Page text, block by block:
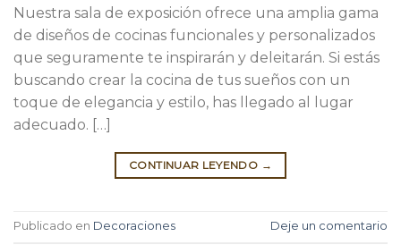
Nuestra sala de exposición ofrece una amplia gama
de diseños de cocinas funcionales y personalizados
que seguramente te inspirarán y deleitarán. Si estás
buscando crear la cocina de tus sueños con un
toque de elegancia y estilo, has llegado al lugar
adecuado. […]
CONTINUAR LEYENDO →
Publicado en Decoraciones Deje un comentario